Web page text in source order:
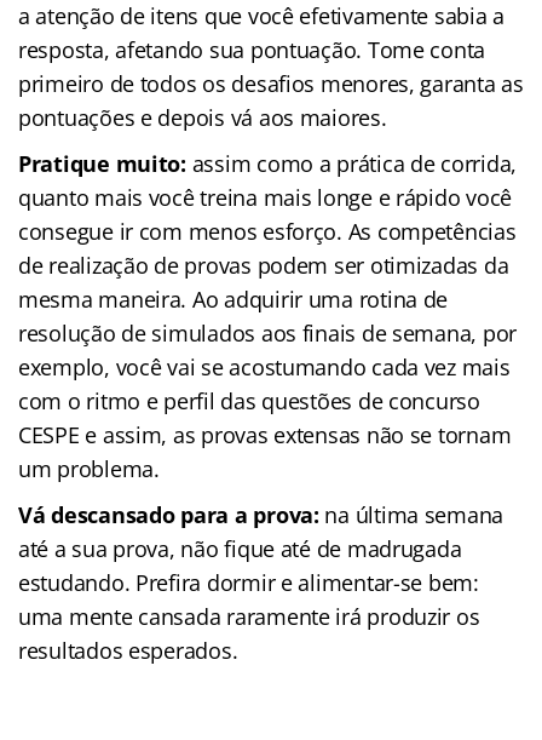
a atenção de itens que você efetivamente sabia a
resposta, afetando sua pontuação. Tome conta
primeiro de todos os desafios menores, garanta as
pontuações e depois vá aos maiores.
Pratique muito: assim como a prática de corrida,
quanto mais você treina mais longe e rápido você
consegue ir com menos esforço. As competências
de realização de provas podem ser otimizadas da
mesma maneira. Ao adquirir uma rotina de
resolução de simulados aos finais de semana, por
exemplo, você vai se acostumando cada vez mais
com o ritmo e perfil das questões de concurso
CESPE e assim, as provas extensas não se tornam
um problema.
Vá descansado para a prova: na última semana
até a sua prova, não fique até de madrugada
estudando. Prefira dormir e alimentar-se bem:
uma mente cansada raramente irá produzir os
resultados esperados.